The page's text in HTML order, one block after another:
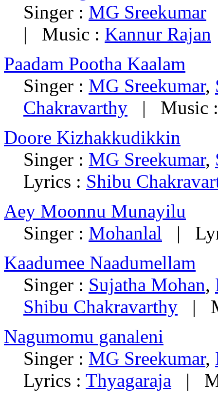
Singer : MG Sreekumar
| Music : Kannur Rajan
Paadam Pootha Kaalam
Singer : MG Sreekumar,
Chakravarthy | Music
Doore Kizhakkudikkin
Singer : MG Sreekumar,
Lyrics : Shibu
Aey Moonnu Munayilu
Singer : Mohanlal |
Kaadumee Naadumellam
Singer : Sujatha Mohan,
Shibu Chakravarthy |
Nagumomu ganaleni
Singer : MG Sreekumar,
Lyrics : Thyagaraja |